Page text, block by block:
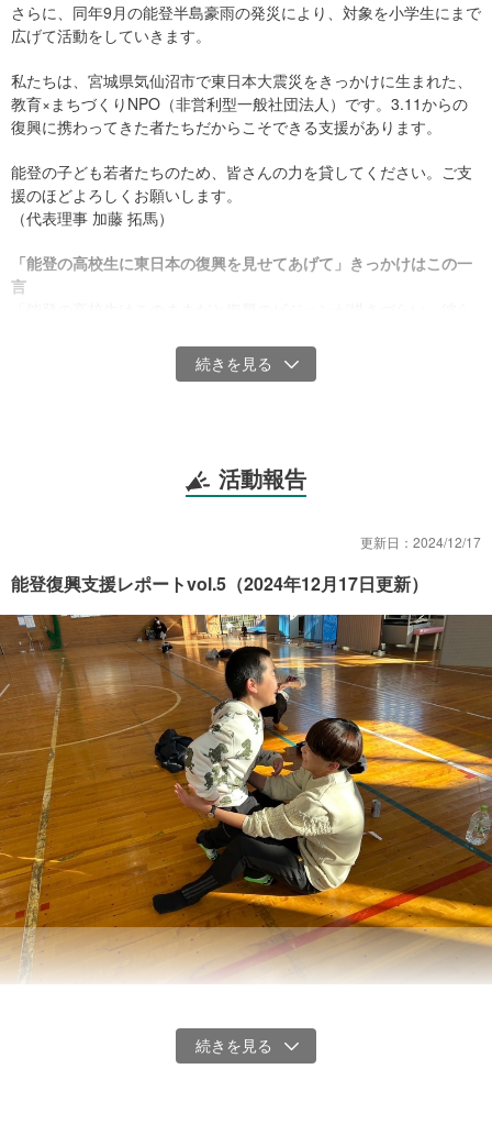
さらに、同年9月の能登半島豪雨の発災により、対象を小学生にまで
広げて活動をしていきます。
私たちは、宮城県気仙沼市で東日本大震災をきっかけに生まれた、
教育×まちづくりNPO（非営利型一般社団法人）です。3.11からの
復興に携わってきた者たちだからこそできる支援があります。
能登の子ども若者たちのため、皆さんの力を貸してください。ご支
援のほどよろしくお願いします。
（代表理事 加藤 拓馬）
「能登の高校生に東日本の復興を見せてあげて」きっかけはこの一
言
せてあげてほしい。必ず彼らのエネルギーになるから」
よし！ やりましょう、と決意。
なぎ方」になります。私は移住者ですが、復興の支援や予算に生か
になるのです。
気仙沼で一緒に活動してきた高校生のOBOGつまり大学生らに声を
かけると、すぐに集まってくれました。
「私も何かやりたいです」気仙沼の現役の高校生も手を挙げてくれ
ました。
ここから、私たちが取り組む活動を紹介します。
【その1】被災した子どもたちの学習支援・遊び場づくり
能登豪雨で二重で被災した地域の子どもたちの学習支援・遊び場づ
くりボランティアを行います。
ボランティアで入るのは、気仙沼出身やゆかりのある大学生たちで
す。特に気仙沼出身の学生は口をそろえてこう言います。
「私は幼少期に被災して、大学生ボランティアにたくさん遊んでも
場所などは未定ですが、2024年8月に大学生らとお祭りに参加させ
てもらった輪島のある集落を訪ねる予定です。
活動報告
更新日： 2024/12/17
能登復興支援レポートvol.5（2024年12月17日更新）